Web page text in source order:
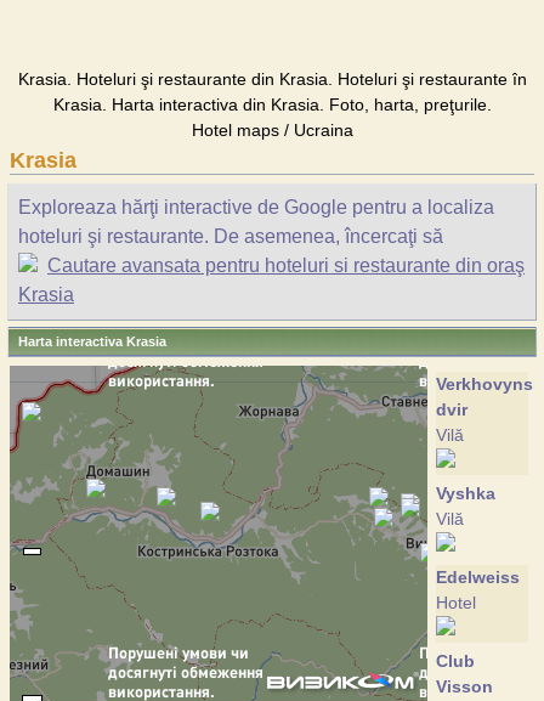
Krasia. Hoteluri şi restaurante din Krasia. Hoteluri şi restaurante în
Krasia. Harta interactiva din Krasia. Foto, harta, preţurile.
Hotel maps / Ucraina
Krasia
Exploreaza hărţi interactive de Google pentru a localiza
hoteluri şi restaurante. De asemenea, încercaţi să
Cautare avansata pentru hoteluri si restaurante din oraş
Krasia
Harta interactiva Krasia
dvir
Vilă
Vyshka
Vilă
Edelweiss
Hotel
Club
Visson